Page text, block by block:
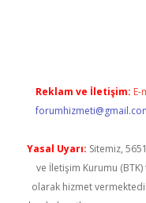
Reklam ve İletişim: E-
Yasal Uyarı: Sitemiz,
ve İletişim Kurumu (BTK)
olarak hizmet